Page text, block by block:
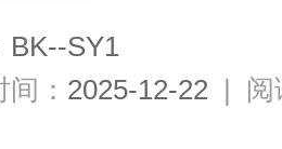
BK--SY1
： 2025-12-22 | 阅